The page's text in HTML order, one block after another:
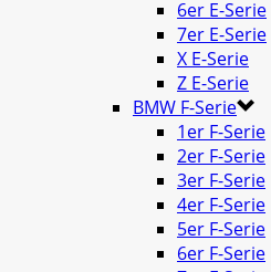
6er E-Serie
7er E-Serie
X E-Serie
Z E-Serie
BMW F-Serie
1er F-Serie
2er F-Serie
3er F-Serie
4er F-Serie
5er F-Serie
6er F-Serie